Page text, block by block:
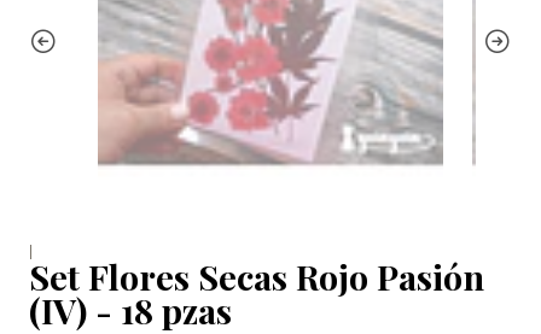
|
Set Flores Secas Rojo Pasión
(IV) - 18 pzas